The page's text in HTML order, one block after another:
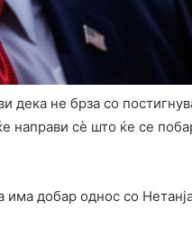
дека не брза со
направи сè што ќе се
добар однос со